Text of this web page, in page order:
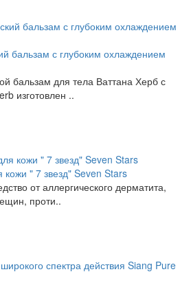
бальзам с глубоким охлаждением
бальзам для тела Ваттана Херб с
изготовлен ..
" 7 звезд" Seven Stars
от аллергического дерматита,
проти..